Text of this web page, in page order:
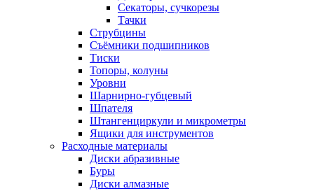
Секаторы, сучкорезы
Тачки
Струбцины
Съёмники подшипников
Тиски
Топоры, колуны
Уровни
Шарнирно-губцевый
Шпателя
Штангенциркули и микрометры
Ящики для инструментов
Расходные материалы
Диски абразивные
Буры
Диски алмазные